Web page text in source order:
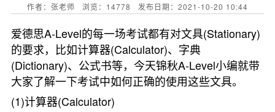
作者：张老师 浏览： 14778 发布日期：2021-10-20 10:44
爱德思A-Level的每一场考试都有对文具(Stationary)
的要求，比如计算器(Calculator)、字典
(Dictionary)、公式书等，今天锦秋A-Level小编就带
大家了解一下考试中如何正确的使用这些文具。
(1)计算器(Calculator)